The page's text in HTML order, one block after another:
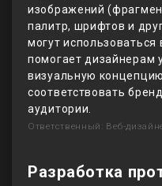
изображений
палитр, шрифтов и
могут
помогает дизайнерам
визуальную
соответствовать
аудитории.
Ответственный: Веб-
Разработка